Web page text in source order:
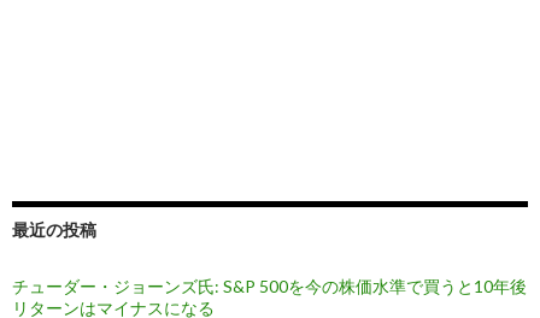
最近の投稿
チューダー・ジョーンズ氏: S&P 500を今の株価水準で買うと10年後
リターンはマイナスになる